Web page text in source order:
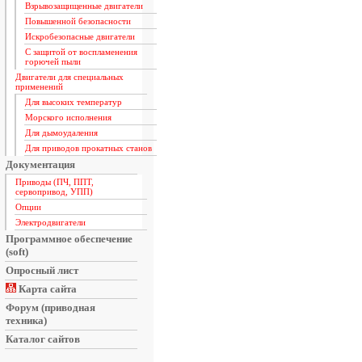
Взрывозащищенные двигатели
Повышенной безопасности
Искробезопасные двигатели
С защитой от воспламенения
горючей пыли
Двигатели для специальных
применений
Для высоких температур
Морского исполнения
Для дымоудаления
Для приводов прокатных станов
Документация
Приводы (ПЧ, ППТ,
сервопривод, УПП)
Опции
Электродвигатели
Программное обеспечение
(soft)
Опросный лист
Карта сайта
Форум (приводная
техника)
Каталог сайтов